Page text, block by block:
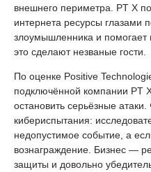
внешнего периметра. PT X
интернета ресурсы глазами
злоумышленника и помогает
это сделают незваные гости.
По оценке Positive
подключённой компании PT
остановить серьёзные
кибериспытания:
недопустимое событие, а
вознаграждение. Бизнес —
защиты и довольно